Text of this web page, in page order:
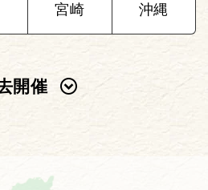
宮崎 沖縄
開催